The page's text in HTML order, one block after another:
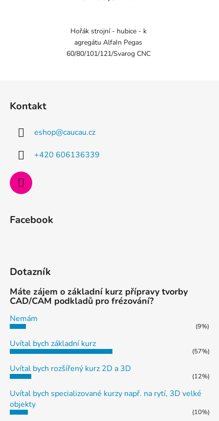
Hořák strojní - hubice - k
agregátu AlfaIn Pegas
60/80/101/121/Svarog CNC
Kontakt
eshop@caucau.cz
+420 606136339
Facebook
Dotazník
Máte zájem o základní kurz přípravy tvorby
CAD/CAM podkladů pro frézování?
Nemám
(9%)
Uvítal bych základní kurz
(57%)
Uvítal bych rozšířený kurz 2D a 3D
(12%)
Uvítal bych specializované kurzy např. na rytí, 3D velké
objekty
(10%)